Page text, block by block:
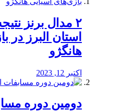
استان البرز در
هانگژو
اکتبر 12, 2023
دومین دوره